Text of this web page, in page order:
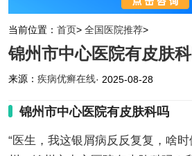
当前位置： 首页> 全国医院推荐>
锦州市中心医院有皮肤
来源： 疾病优癣在线· 2025-08-28
锦州市中心医院有皮肤科吗
“医生，我这银屑病反反复复，啥